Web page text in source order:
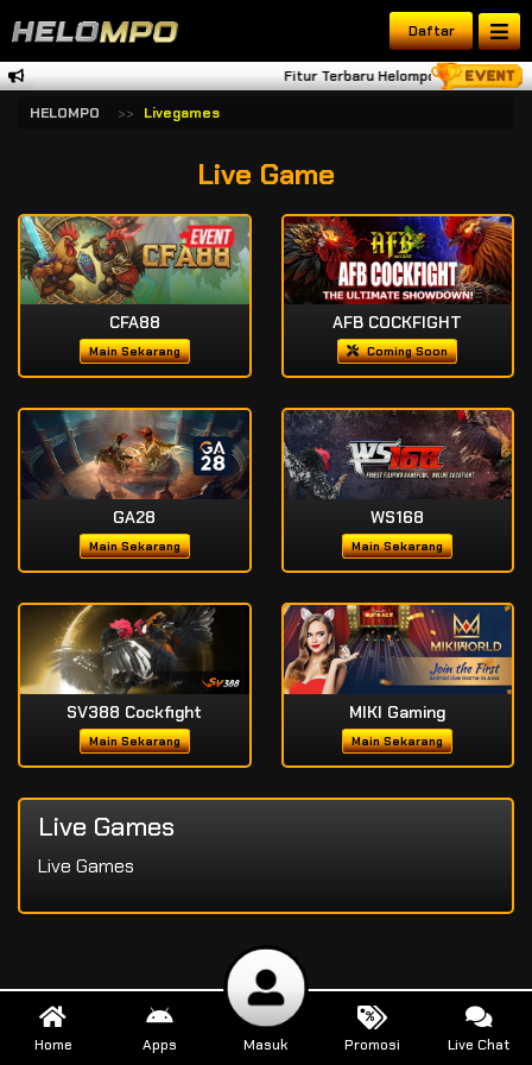
Daftar
Fitur Terbaru Helompo Tambah
HELOMPO
Livegames
Live Game
CFA88
Main Sekarang
AFB COCKFIGHT
Coming Soon
GA28
Main Sekarang
WS168
Main Sekarang
SV388 Cockfight
Main Sekarang
MIKI Gaming
Main Sekarang
Live Games
Live Games
Home Apps Masuk Promosi Live Chat